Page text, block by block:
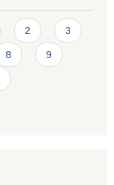
2 3
8 9